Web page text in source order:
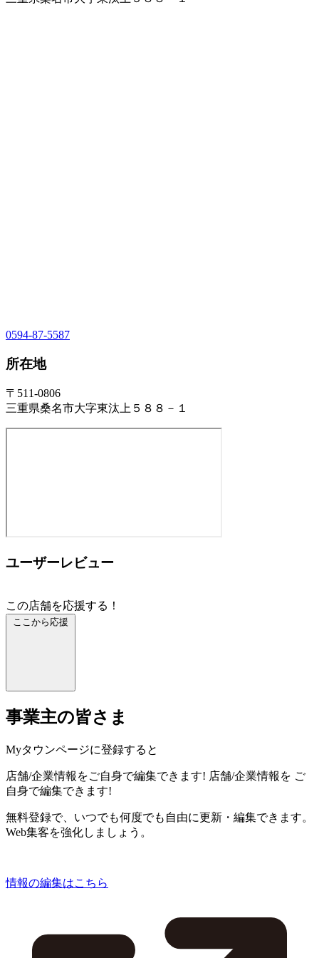
0594-87-5587
所在地
〒511-0806
三重県桑名市大字東汰上５８８－１
ユーザーレビュー
この店舗を応援する！
ここから応援
事業主の皆さま
Myタウンページに登録すると
店舗/企業情報をご自身で編集できます! 店舗/企業情報を ご
自身で編集できます!
無料登録で、いつでも何度でも自由に更新・編集できます。
Web集客を強化しましょう。
情報の編集はこちら